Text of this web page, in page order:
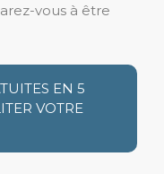
vous à être
EN 5
VOTRE